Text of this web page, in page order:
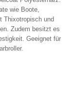
wie Boote,
Thixotropisch und
Zudem besitzt es
Geeignet für